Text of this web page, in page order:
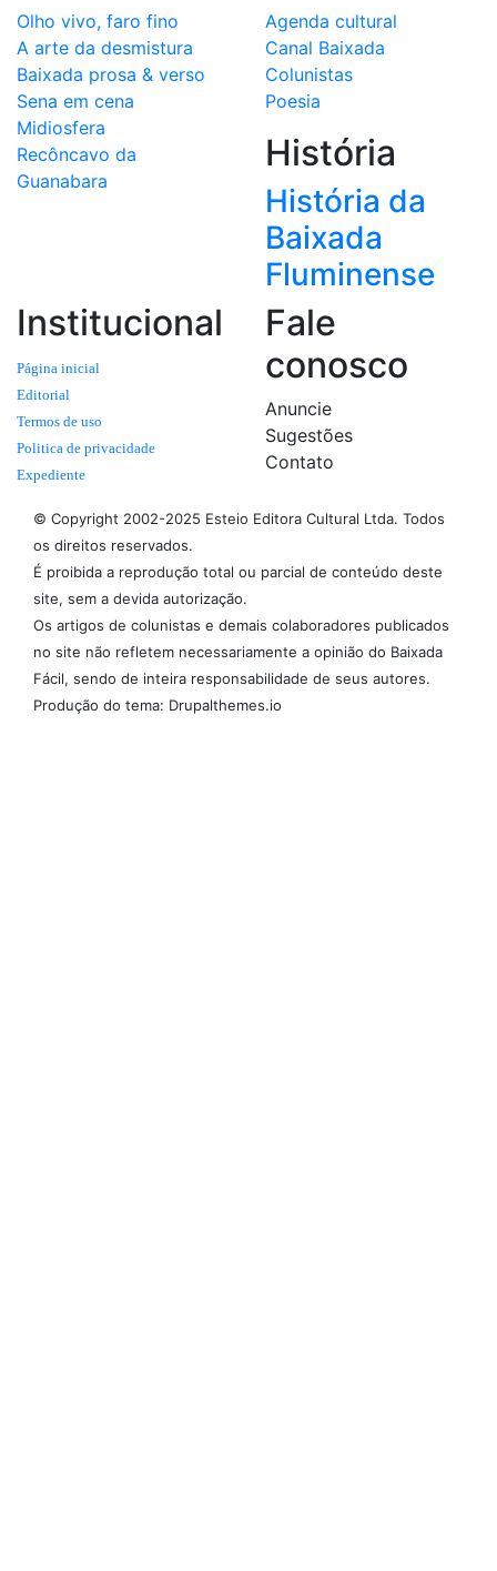
Olho vivo, faro fino
A arte da desmistura
Baixada prosa & verso
Sena em cena
Midiosfera
Recôncavo da
Guanabara
Agenda cultural
Canal Baixada
Colunistas
Poesia
História
História da
Baixada
Fluminense
Institucional
Página inicial
Editorial
Termos de uso
Politica de privacidade
Expediente
Fale
conosco
Anuncie
Sugestões
Contato
© Copyright 2002-2025 Esteio Editora Cultural Ltda. Todos
os direitos reservados.
É proibida a reprodução total ou parcial de conteúdo deste
site, sem a devida autorização.
Os artigos de colunistas e demais colaboradores publicados
no site não refletem necessariamente a opinião do Baixada
Fácil, sendo de inteira responsabilidade de seus autores.
Produção do tema: Drupalthemes.io